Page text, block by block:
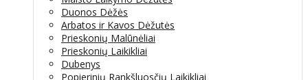
Duonos Dėžės
Arbatos ir Kavos Dėžutės
Prieskonių Malūnėliai
Prieskonių Laikikliai
Dubenys
Popierinių Rankšluosčių Laikikliai